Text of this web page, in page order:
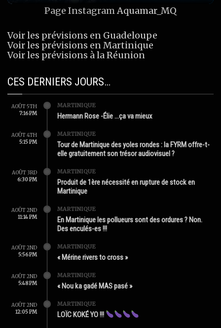
Page InstagramAquamar_MQ
Voir les prévisions en Guadeloupe
Voir les prévisions en Martinique
Voir les prévisions à la Réunion
CES DERNIERS JOURS…
AOÛT 5TH
7:16 PM
MARTINIQUE
Hermann Rose -Élie …ça va mieux
AOÛT 4TH
5:15 PM
MARTINIQUE
Tour de Martinique des yoles rondes : la FYRM offre-t-
elle gratuitement son trésor audiovisuel ?
AOÛT 3RD
6:30 PM
MARTINIQUE
Produit de 1ère nécessité en rupture de stock en
Martinique
AOÛT 2ND
11:14 PM
MARTINIQUE
En Martinique les pollueurs sont des ordures ? Non.
Des enculés-es !!!
AOÛT 2ND
5:56 PM
MARTINIQUE
« Mérine rivers to cross »
AOÛT 2ND
5:48 PM
MARTINIQUE
« Nou ka gadé MAS pasé »
AOÛT 2ND
12:05 PM
MARTINIQUE
LOÏC KOKÉ YO !!!